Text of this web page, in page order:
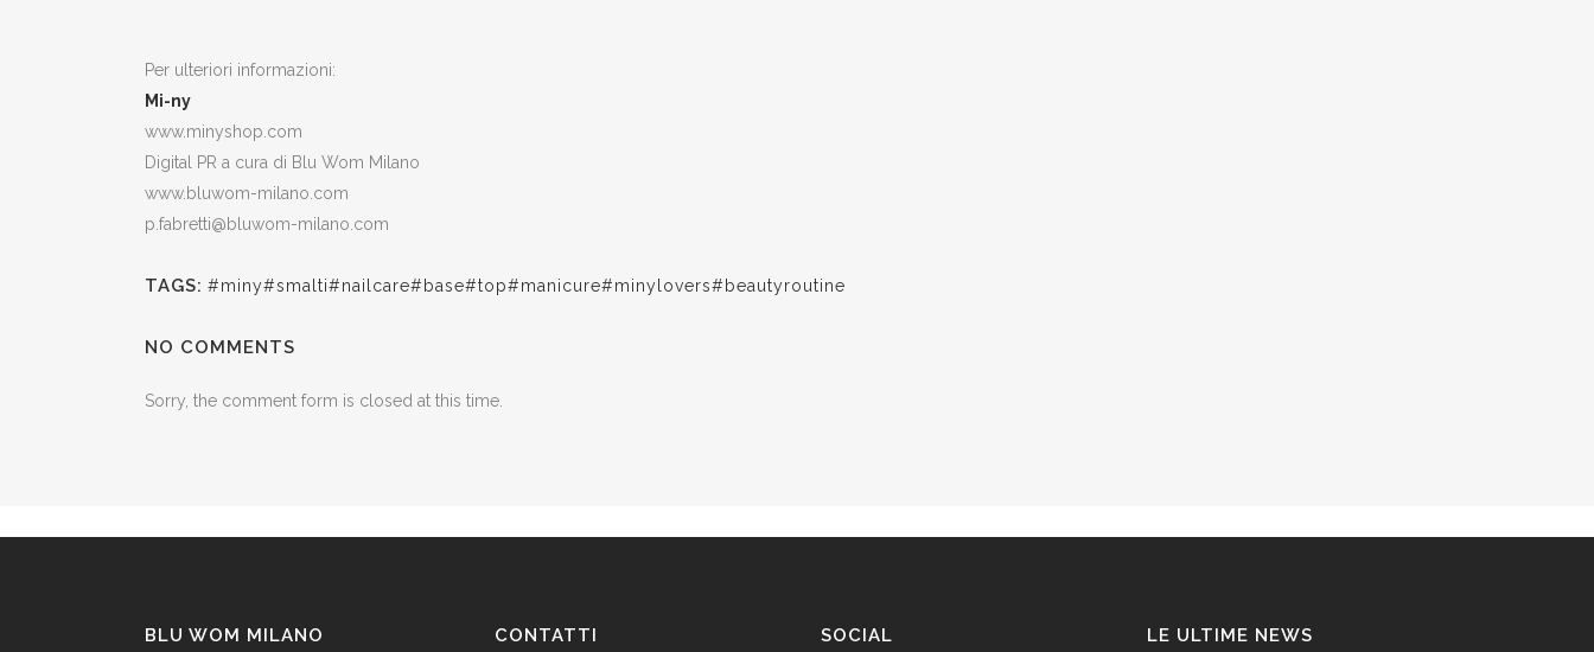
Per ulteriori informazioni:
Mi-ny
www.minyshop.com
Digital PR a cura di Blu Wom Milano
www.bluwom-milano.com
p.fabretti@bluwom-milano.com
TAGS: #miny#smalti#nailcare#base#top#manicure#minylovers#beautyroutine
NO COMMENTS
Sorry, the comment form is closed at this time.
BLU WOM MILANO CONTATTI SOCIAL LE ULTIME NEWS